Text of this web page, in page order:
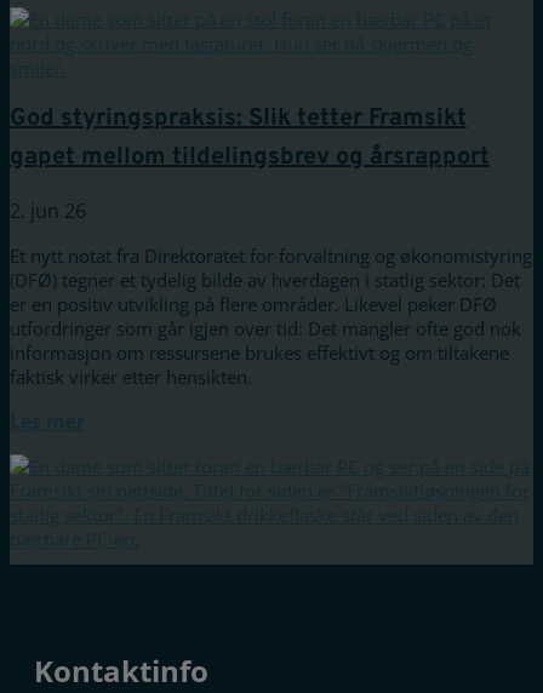
God styringspraksis: Slik tetter Framsikt
gapet mellom tildelingsbrev og årsrapport
2. jun 26
Et nytt notat fra Direktoratet for forvaltning og økonomistyring
(DFØ) tegner et tydelig bilde av hverdagen i statlig sektor: Det
er en positiv utvikling på flere områder. Likevel peker DFØ
utfordringer som går igjen over tid: Det mangler ofte god nok
informasjon om ressursene brukes effektivt og om tiltakene
faktisk virker etter hensikten.
Kontaktinfo